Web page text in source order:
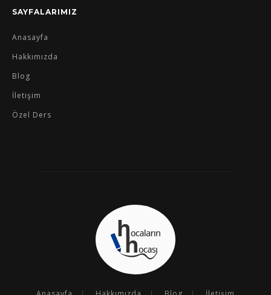
SAYFALARIMIZ
Anasayfa
Hakkımızda
Blog
İletişim
Özel Ders